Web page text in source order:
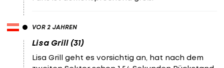
VOR 2 JAHREN
Lisa Grill (31)
Lisa Grill geht es vorsichtig an, hat nach dem